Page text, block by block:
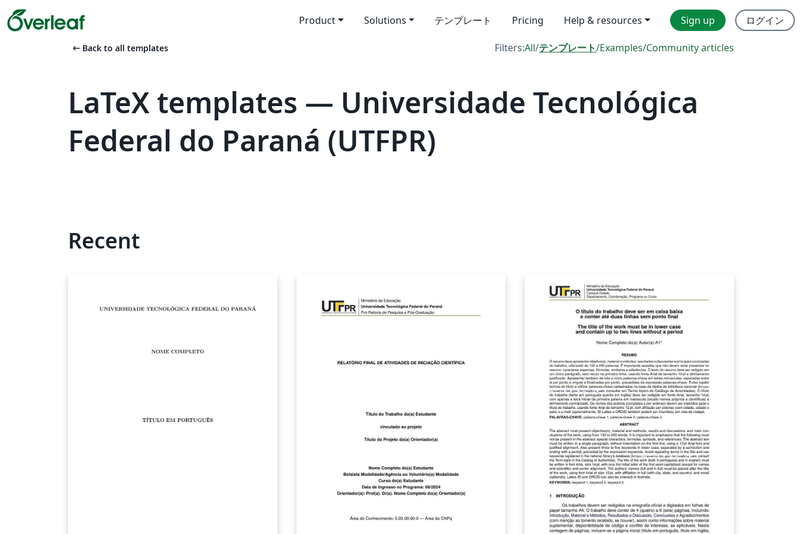
Product Solutions テンプレート Pricing Help & resources Sign up ログイン
arrow_left_alt Back to all templates Filters:All/テンプレート/Examples/Community articles
LaTeX templates — Universidade Tecnológica
Federal do Paraná (UTFPR)
Recent